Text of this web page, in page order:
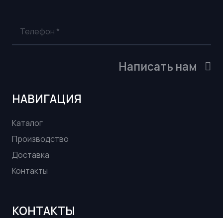
Написать нам
НАВИГАЦИЯ
Каталог
Производство
Доставка
Контакты
КОНТАКТЫ